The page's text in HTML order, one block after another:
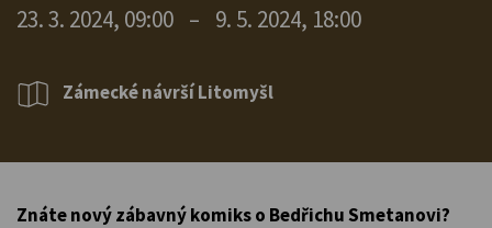
23. 3. 2024, 09:00 – 9. 5. 2024, 18:00
Zámecké návrší Litomyšl
Znáte nový zábavný komiks o Bedřichu Smetanovi?